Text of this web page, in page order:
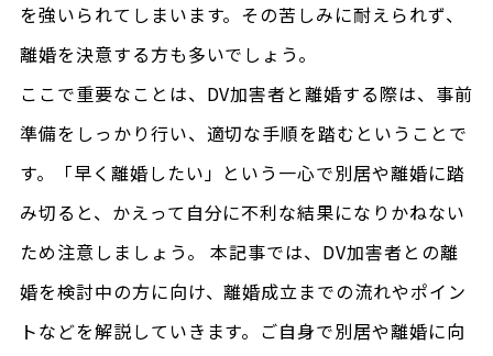
を強いられてしまいます。その苦しみに耐えられず、
離婚を決意する方も多いでしょう。
ここで重要なことは、DV加害者と離婚する際は、事前
準備をしっかり行い、適切な手順を踏むということで
す。「早く離婚したい」という一心で別居や離婚に踏
み切ると、かえって自分に不利な結果になりかねない
ため注意しましょう。 本記事では、DV加害者との離
婚を検討中の方に向け、離婚成立までの流れやポイン
トなどを解説していきます。ご自身で別居や離婚に向